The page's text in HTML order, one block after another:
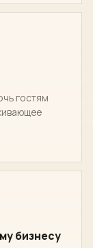
гостям
бизнесу